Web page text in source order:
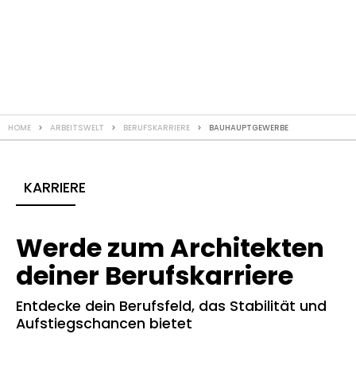
HOME > ARBEITSWELT > BERUFSKARRIERE > BAUHAUPTGEWERBE
KARRIERE
Werde zum Architekten
deiner Berufskarriere
Entdecke dein Berufsfeld, das Stabilität und
Aufstiegschancen bietet